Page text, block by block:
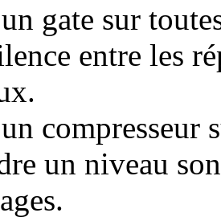
gate sur
entre les
compresseur
un niveau